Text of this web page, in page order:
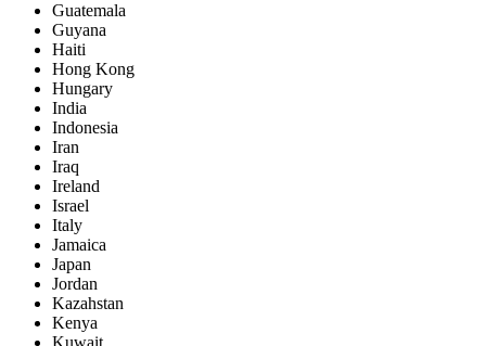
Guatemala
Guyana
Haiti
Hong Kong
Hungary
India
Indonesia
Iran
Iraq
Ireland
Israel
Italy
Jamaica
Japan
Jordan
Kazahstan
Kenya
Kuwait